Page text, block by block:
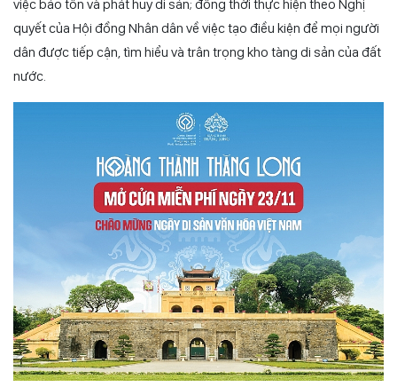
việc bảo tồn và phát huy di sản; đồng thời thực hiện theo Nghị
quyết của Hội đồng Nhân dân về việc tạo điều kiện để mọi người
dân được tiếp cận, tìm hiểu và trân trọng kho tàng di sản của đất
nước.